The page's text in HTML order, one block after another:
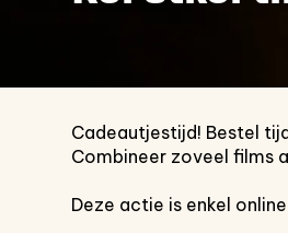
Cadeautjestijd! Bestel
Combineer zoveel films
Deze actie is enkel